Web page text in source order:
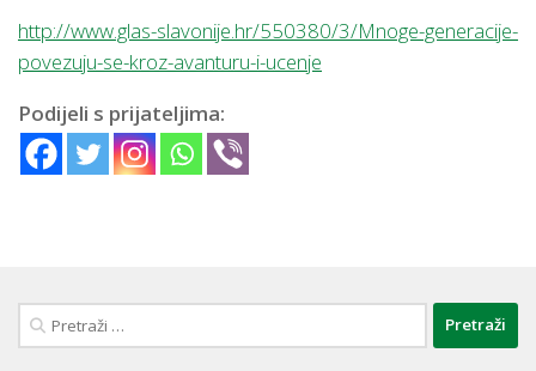
http://www.glas-slavonije.hr/550380/3/Mnoge-generacije-
povezuju-se-kroz-avanturu-i-ucenje
Podijeli s prijateljima:
Pretraži: